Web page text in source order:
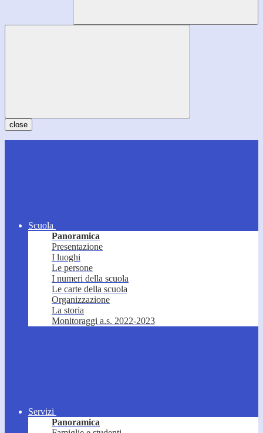
close
Scuola
Panoramica
Presentazione
I luoghi
Le persone
I numeri della scuola
Le carte della scuola
Organizzazione
La storia
Monitoraggi a.s. 2022-2023
Servizi
Panoramica